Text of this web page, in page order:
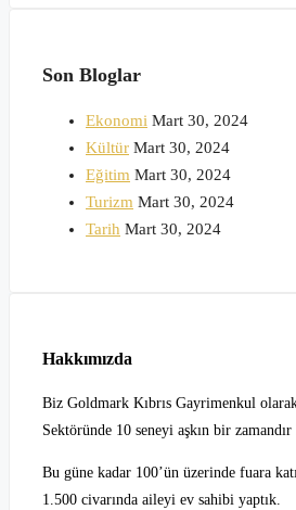
Son Bloglar
Ekonomi Mart 30, 2024
Kültür Mart 30, 2024
Eğitim Mart 30, 2024
Turizm Mart 30, 2024
Tarih Mart 30, 2024
Hakkımızda
Biz Goldmark Kıbrıs Gayrimenkul
Sektöründe 10 seneyi aşkın bir
Bu güne kadar 100’ün üzerinde fuara
1.500 civarında aileyi ev sahibi yaptık.